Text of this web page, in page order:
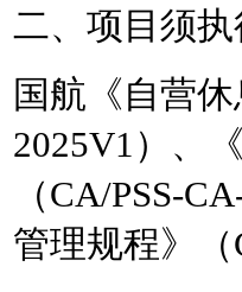
二、 项目须
国航《自营
2025V1）、
（CA/PSS-
管理规程》（